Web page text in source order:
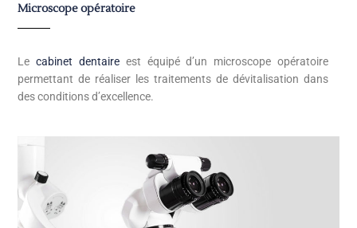
Microscope opératoire
Lecabinet dentaireest équipé d’un microscope opératoire
permettant de réaliser les traitements de dévitalisation dans
des conditions d’excellence.